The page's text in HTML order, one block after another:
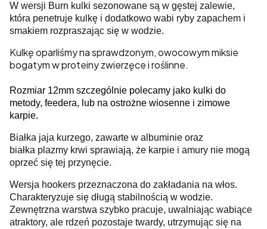
W wersji Burn kulki sezonowane są w gęstej zalewie,
która penetruje kulkę i dodatkowo wabi ryby zapachem i
smakiem rozpraszając się w wodzie.
Kulkę oparliśmy na sprawdzonym, owocowym miksie
bogatym w proteiny zwierzęce i roślinne.
Rozmiar 12mm szczególnie polecamy jako kulki do
metody, feedera, lub na ostrożne wiosenne i zimowe
karpie.
Białka jaja kurzego, zawarte w albuminie oraz
białka plazmy krwi sprawiają, że karpie i amury nie mogą
oprzeć się tej przynęcie.
Wersja hookers przeznaczona do zakładania na włos.
Charakteryzuje się długą stabilnością w wodzie.
Zewnętrzna warstwa szybko pracuje, uwalniając wabiące
atraktory, ale rdzeń pozostaje twardy, utrzymując się na